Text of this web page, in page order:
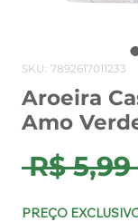
SKU: 7892617011233
Aroeira
Amo
R$ 5,99
PREÇO